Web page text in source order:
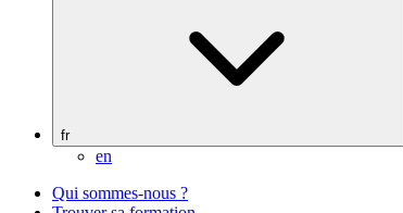
fr
en
Qui sommes-nous ?